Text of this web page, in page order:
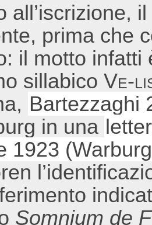
all’iscrizione,
prima che
il motto
sillabicoVe-
Bartezzaghi
in una
1923
Somnium de